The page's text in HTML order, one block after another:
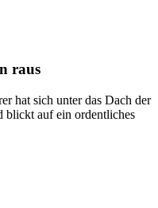
raus
hat sich unter das Dach der
blickt auf ein ordentliches